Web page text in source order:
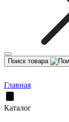
Поиск товара
Главная
Каталог